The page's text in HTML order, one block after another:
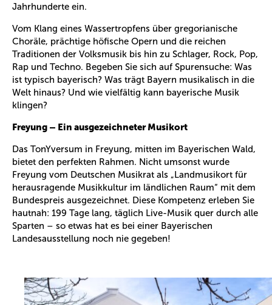
Jahrhunderte ein.
Vom Klang eines Wassertropfens über gregorianische
Choräle, prächtige höfische Opern und die reichen
Traditionen der Volksmusik bis hin zu Schlager, Rock, Pop,
Rap und Techno. Begeben Sie sich auf Spurensuche: Was
ist typisch bayerisch? Was trägt Bayern musikalisch in die
Welt hinaus? Und wie vielfältig kann bayerische Musik
klingen?
Freyung – Ein ausgezeichneter Musikort
Das TonYversum in Freyung, mitten im Bayerischen Wald,
bietet den perfekten Rahmen. Nicht umsonst wurde
Freyung vom Deutschen Musikrat als „Landmusikort für
herausragende Musikkultur im ländlichen Raum“ mit dem
Bundespreis ausgezeichnet. Diese Kompetenz erleben Sie
hautnah: 199 Tage lang, täglich Live-Musik quer durch alle
Sparten – so etwas hat es bei einer Bayerischen
Landesausstellung noch nie gegeben!